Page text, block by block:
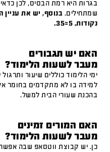
בגרות היא רמת הבסיס, לכן
שמתחילים.
נקודות, 5=35.
האם יש תגבורים
מעבר לשעות הלימוד?
ימי הלימוד כוללים שיעור
למידה בו לא מתקדמים בחומר
בהכנת שעורי הבית למשל.
האם המורים זמינים
מעבר לשעות הלימוד?
כן. יש קבוצת ווטסאפ שבה